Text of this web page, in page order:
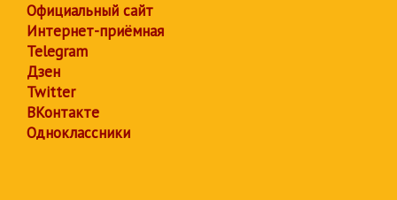
Официальный сайт
Интернет-приёмная
Telegram
Дзен
Twitter
ВКонтакте
Одноклассники